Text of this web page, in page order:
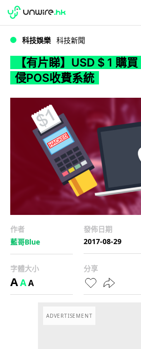
WWDC 2026
科技娛樂 科技新聞
【有片睇】USD $ 1 購
侵POS收費系統
作者
藍哥Blue
發佈日期
2017-08-29
字體大小
AAA
分享
ADVERTISEMENT